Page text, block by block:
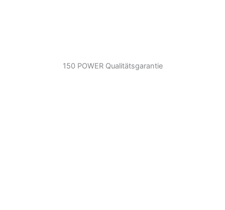
150 POWER Qualitätsgarantie